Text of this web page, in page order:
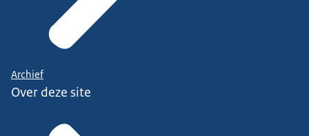
Archief
Over deze site